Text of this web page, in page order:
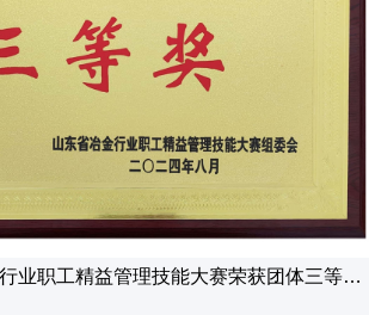
业职工精益管理技能大赛荣获团体三等奖